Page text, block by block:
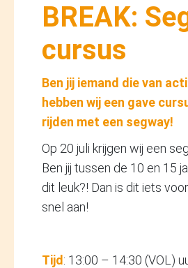
BREAK:
cursus
Ben jij iemand die van
hebben wij een gave
rijden met een segway!
Op 20 juli krijgen wij een
Ben jij tussen de 10 en 15
dit leuk?! Dan is dit iets
snel aan!
Tijd : 13:00 – 14:30 (VOL)